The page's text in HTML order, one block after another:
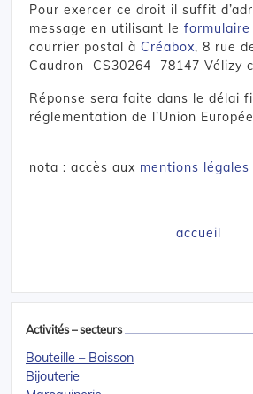
Pour exercer ce droit il suffit
message en utilisant le
courrier postal à Créabox, 8 rue
Caudron CS30264 78147 Vélizy
Réponse sera faite dans le délai
réglementation de l’Union
nota : accès aux mentions légales
accueil
Activités – secteurs
Bouteille – Boisson
Bijouterie